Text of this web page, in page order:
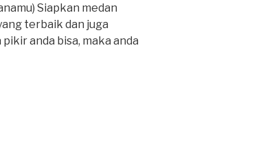
Siapkan medan
terbaik dan juga
anda bisa, maka anda